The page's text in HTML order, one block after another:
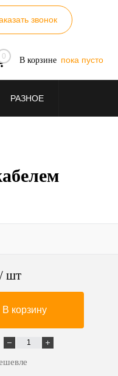
звонок
0 В корзине пока пусто
РАЗНОЕ
/ шт
В корзину